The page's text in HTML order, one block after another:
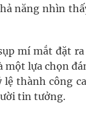
năng nhìn
mí mắt đặt
lựa chọn
thành công
tin tưởng.